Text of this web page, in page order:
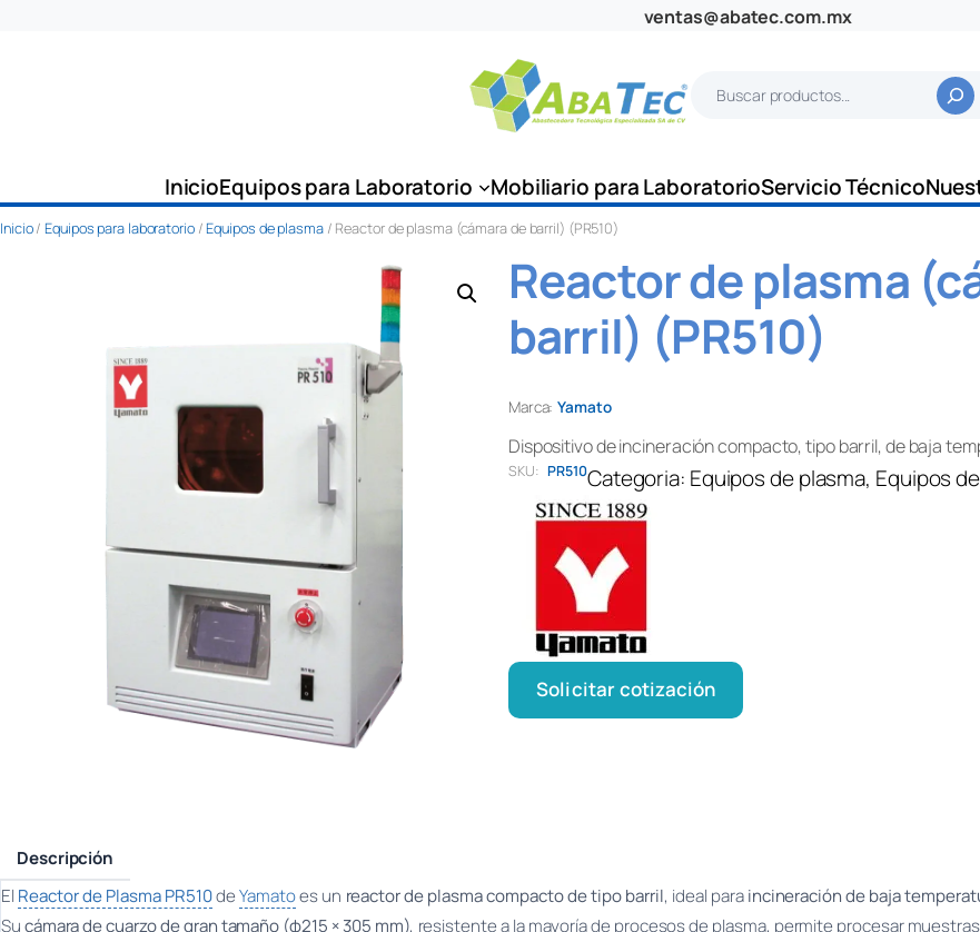
ventas@abatec.com.mx
c
a
InicioEquipos para Laboratorio Mobiliario para LaboratorioServicio Técnico
Inicio/Equipos para laboratorio/Equipos de plasma/ Reactor de plasma (cámara de barril) (PR510)
Reactor de plasma
barril) (PR510)
Marca: Yamato
Dispositivo de incineración compacto, tipo barril, de baja
SKU: PR510Categoria: Equipos de plasma, Equipos
Solicitar cotización
Descripción
El Reactor de Plasma PR510deYamatoes un reactor de plasma compacto de tipo barril, ideal paraincineración de baja
Sucámara de cuarzo de gran tamaño (φ215 × 305 mm), resistente a la mayoría de procesos de plasma, permite procesar